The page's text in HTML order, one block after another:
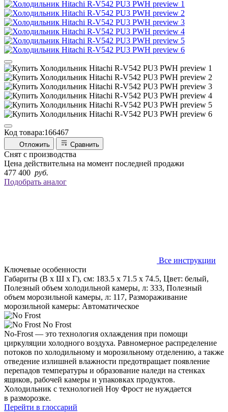
Код товара:166467
Отложить Сравнить
Снят с производства
Цена действительна на момент последней продажи
477 400 руб.
Подобрать аналог
Все инструкции
Ключевые особенности
Габариты (В х Ш х Г), см: 183.5 х 71.5 х 74.5, Цвет: белый,
Полезный объем холодильной камеры, л: 333, Полезный
объем морозильной камеры, л: 117, Размораживание
морозильной камеры: Автоматическое
No Frost
No-Frost — это технология охлаждения при помощи
циркуляции холодного воздуха. Равномерное распределение
потоков по холодильному и морозильному отделению, а также
отведение излишней влажности предотвращает появление
перепадов температуры и образование наледи на стенках
ящиков, рабочей камеры и упаковках продуктов.
Холодильник с технологией Ноу Фрост не нуждается
в разморозке.
Перейти в глоссарий